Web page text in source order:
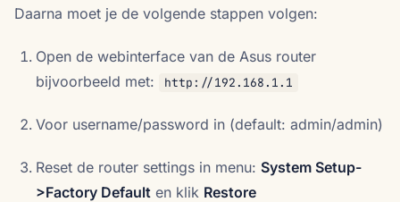
Daarna moet je de volgende stappen volgen:
Open de webinterface van de Asus router
bijvoorbeeld met:
http://192.168.1.1
Voor username/password in (default: admin/admin)
Reset de router settings in menu: System Setup-
>Factory Default en klik Restore